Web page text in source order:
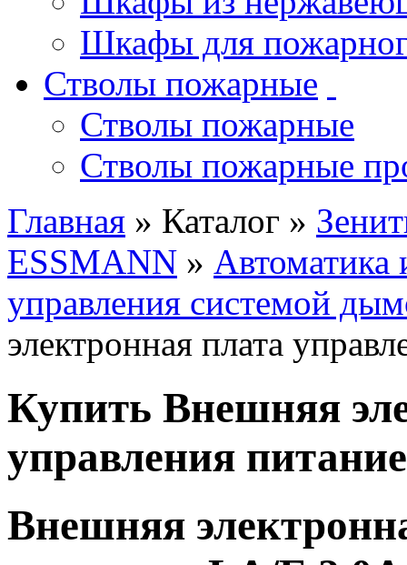
Шкафы для
Стволы пожарные
Стволы пожарные
Стволы пожарные
Главная » Каталог »
ESSMANN » Автоматика
управления системой
электронная плата
Купить Внешняя
управления
Внешняя